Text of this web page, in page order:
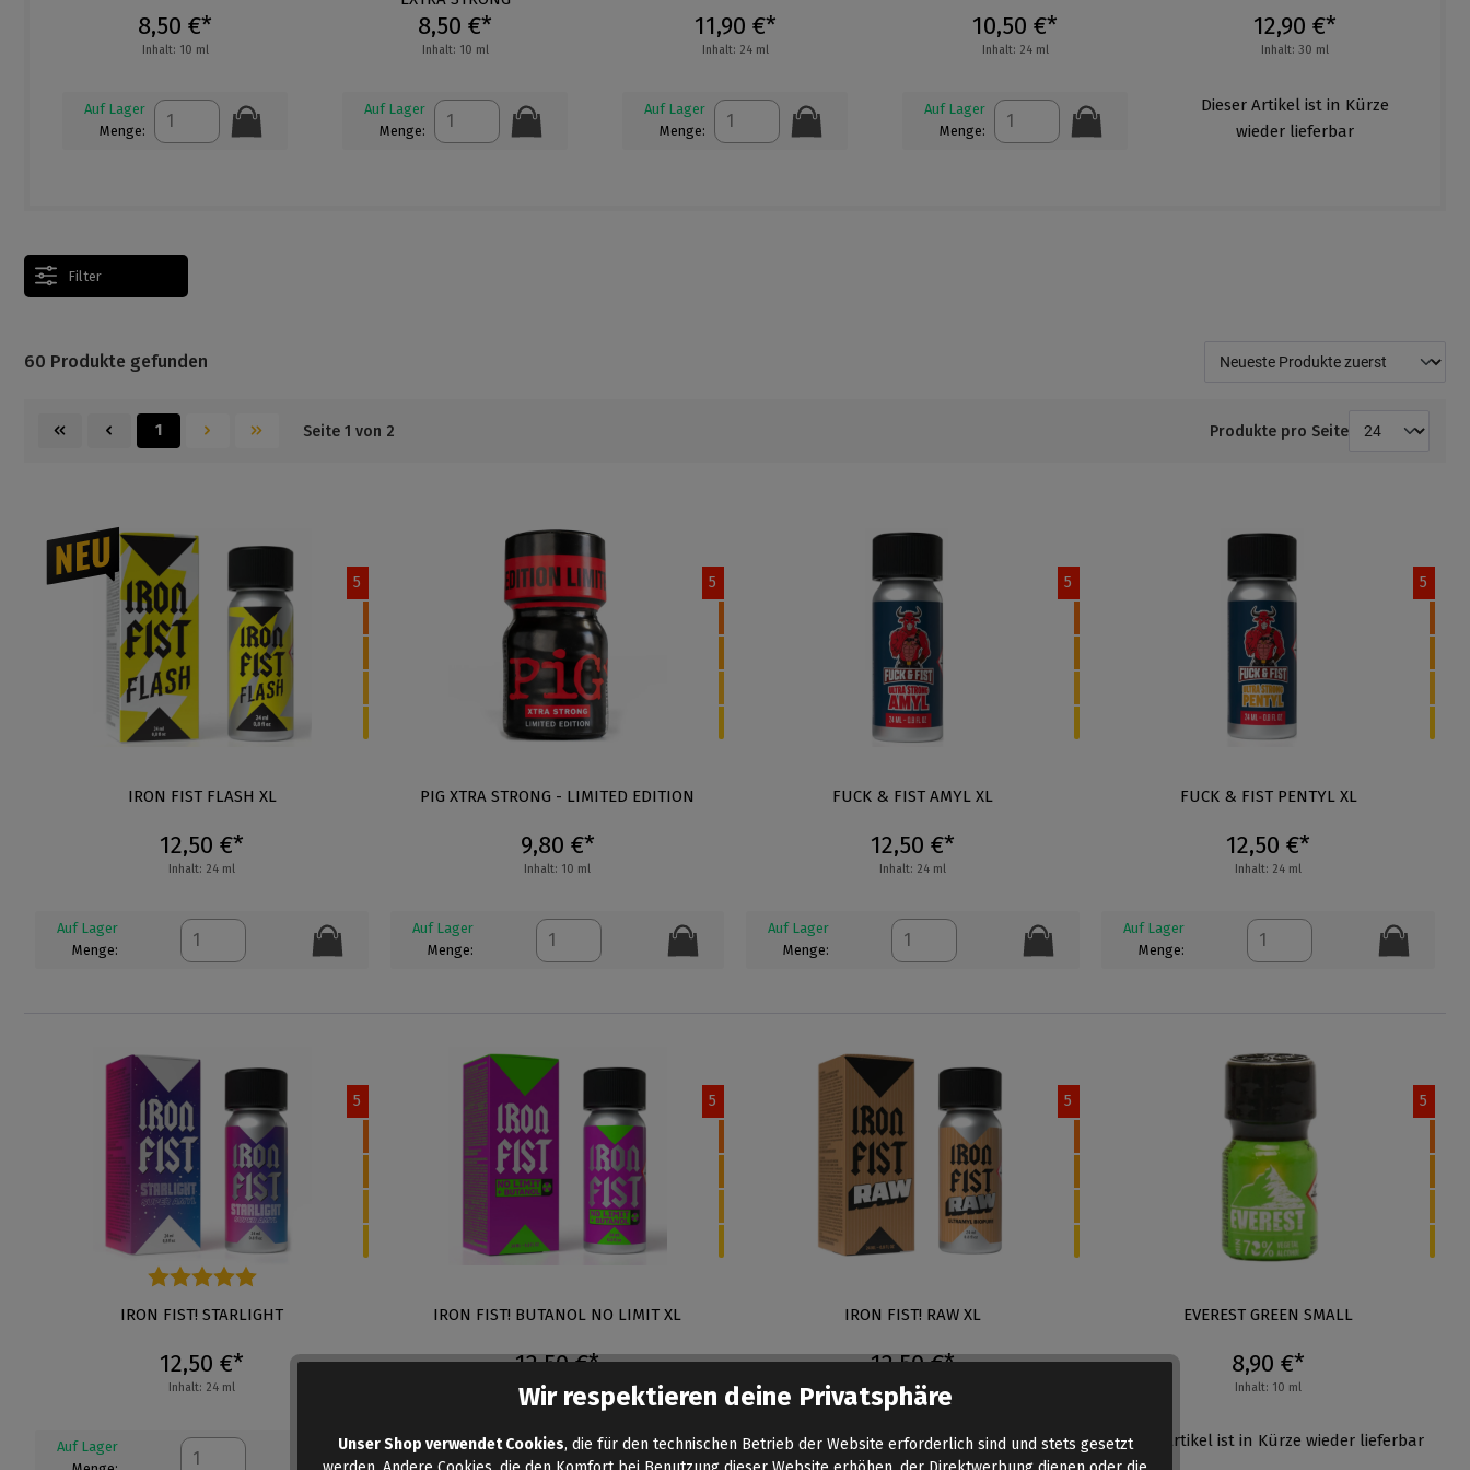
8,50 €*
Inhalt: 10 ml
Auf Lager
Menge:
11,90 €*
Inhalt: 24 ml
Auf Lager
Menge:
10,50 €*
Inhalt: 24 ml
Auf Lager
Menge:
12,90 €*
Inhalt: 30 ml
Dieser Artikel ist in Kürze
wieder lieferbar
10,50 €*
Inhalt: 25 ml
Auf Lager
Menge:
Filter
60 Produkte gefunden
1 Seite 1 von 2 Produkte pro Seite
5
IRON FIST FLASH XL
12,50 €*
Inhalt: 24 ml
Auf Lager
Menge:
5
PIG XTRA STRONG - LIMITED EDITION
9,80 €*
Inhalt: 10 ml
Auf Lager
Menge:
5
FUCK & FIST AMYL XL
12,50 €*
Inhalt: 24 ml
Auf Lager
Menge:
5
FUCK & FIST PENTYL XL
12,50 €*
Inhalt: 24 ml
Auf Lager
Menge:
5
Durchschnittliche Bewertung von 5 von 5 Sternen
IRON FIST! STARLIGHT
12,50 €*
Inhalt: 24 ml
Auf Lager
5
IRON FIST! BUTANOL NO LIMIT XL
12,50 €*
Inhalt: 24 ml
Auf Lager
5
IRON FIST! RAW XL
12,50 €*
Inhalt: 24 ml
Auf Lager
5
EVEREST GREEN SMALL
8,90 €*
Inhalt: 10 ml
Dieser Artikel ist in Kürze wieder lieferbar
Wir respektieren deine Privatsphäre
Unser Shop verwendet Cookies, die für den technischen Betrieb der Website erforderlich sind und stets gesetzt